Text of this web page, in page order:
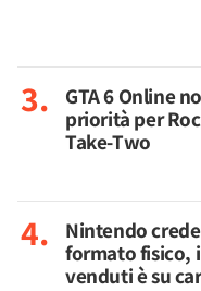
GTA 6 Online
priorità per
Take-Two
Nintendo
formato fisico,
venduti è su